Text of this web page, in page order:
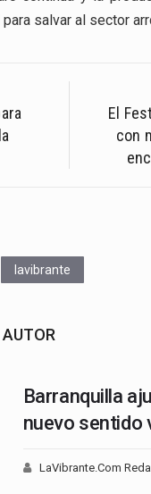
salvar al sector
El
con
lavibrante
Barranquilla
nuevo sentido
LaVibrante.Com